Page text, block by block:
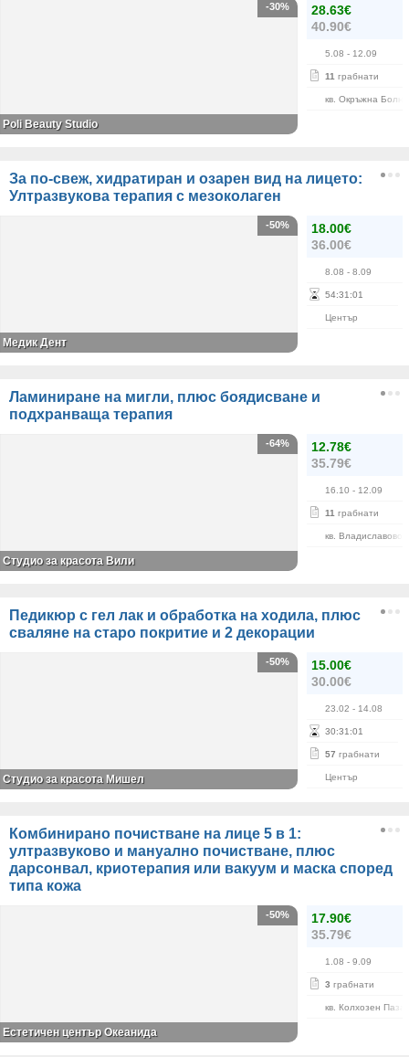
28.63€
40.90€
5.08 - 12.09
11 грабнати
кв. Окръжна
-30%
Poli Beauty Studio
За по-свеж, хидратиран и озарен вид на лицето:
Ултразвукова терапия с мезоколаген
18.00€
36.00€
8.08 - 8.09
54:31 :00
Център
-50%
Медик Дент
Ламиниране на мигли, плюс боядисване и
подхранваща терапия
12.78€
35.79€
16.10 - 12.09
11 грабнати
кв. Владиславово
-64%
Студио за красота Вили
Педикюр с гел лак и обработка на ходила, плюс
сваляне на старо покритие и 2 декорации
15.00€
30.00€
23.02 - 14.08
30:31 :00
57 грабнати
Център
-50%
Студио за красота Мишел
Комбинирано почистване на лице 5 в 1:
ултразвуково и мануално почистване, плюс
дарсонвал, криотерапия или вакуум и маска според
типа кожа
17.90€
35.79€
1.08 - 9.09
3 грабнати
кв. Колхозен
-50%
Естетичен център Океанида